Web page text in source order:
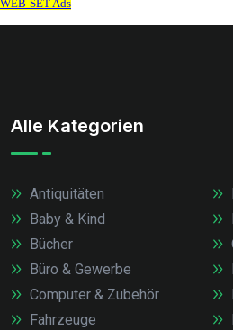
Alle Kategorien
Antiquitäten
Baby & Kind
Bücher
Büro & Gewerbe
Computer & Zubehör
Fahrzeuge